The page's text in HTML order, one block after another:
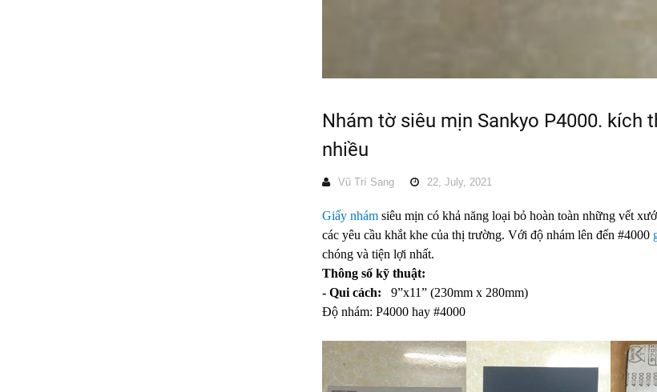
Nhám tờ siêu mịn Sankyo P4000. kích
nhiều
Vũ Trí Sang 22, July, 2021
Giấy nhám siêu mịn có khả năng loại bỏ hoàn toàn những vết
các yêu cầu khắt khe của thị trường. Với độ nhám lên đến #4000
chóng và tiện lợi nhất.
Thông số kỹ thuật:
- Qui cách:
9”x11” (230mm x 280mm)
Độ nhám: P4000 hay #4000